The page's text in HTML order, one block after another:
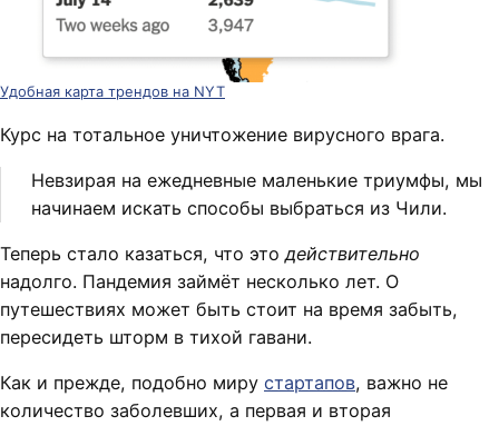
Удобная карта трендов на NYT
Курс на тотальное уничтожение вирусного врага.
Невзирая на ежедневные маленькие триумфы, мы
начинаем искать способы выбраться из Чили.
Теперь стало казаться, что этодействительно
надолго. Пандемия займёт несколько лет. О
путешествиях может быть стоит на время забыть,
пересидеть шторм в тихой гавани.
Как и прежде, подобно миру стартапов, важно не
количество заболевших, а первая и вторая